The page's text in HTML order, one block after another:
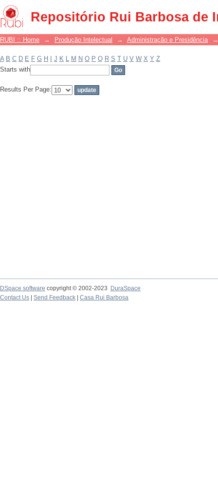
Repositório Rui Barbosa de
Filter by: Subject
RUBI :: Home → Produção Intelectual → Administração e Presidência →
A B C D E F G H J K L M N O P Q R S T U V W X Y Z
Starts with
Results Per Page:
DSpace software copyright © 2002-2023
DuraSpace
Contact Us
Send Feedback Casa Rui Barbosa